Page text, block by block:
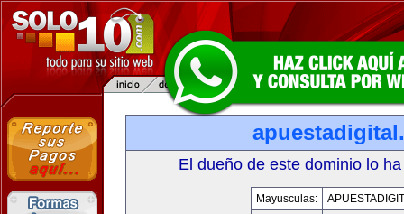
El dueño de este dominio lo
Mayusculas: